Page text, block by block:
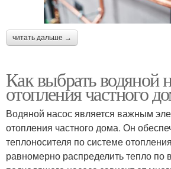
читать дальше →
Как выбрать водяной
отопления частного
Водяной насос является важным
отопления частного дома. Он
теплоносителя по системе
равномерно распределить тепло